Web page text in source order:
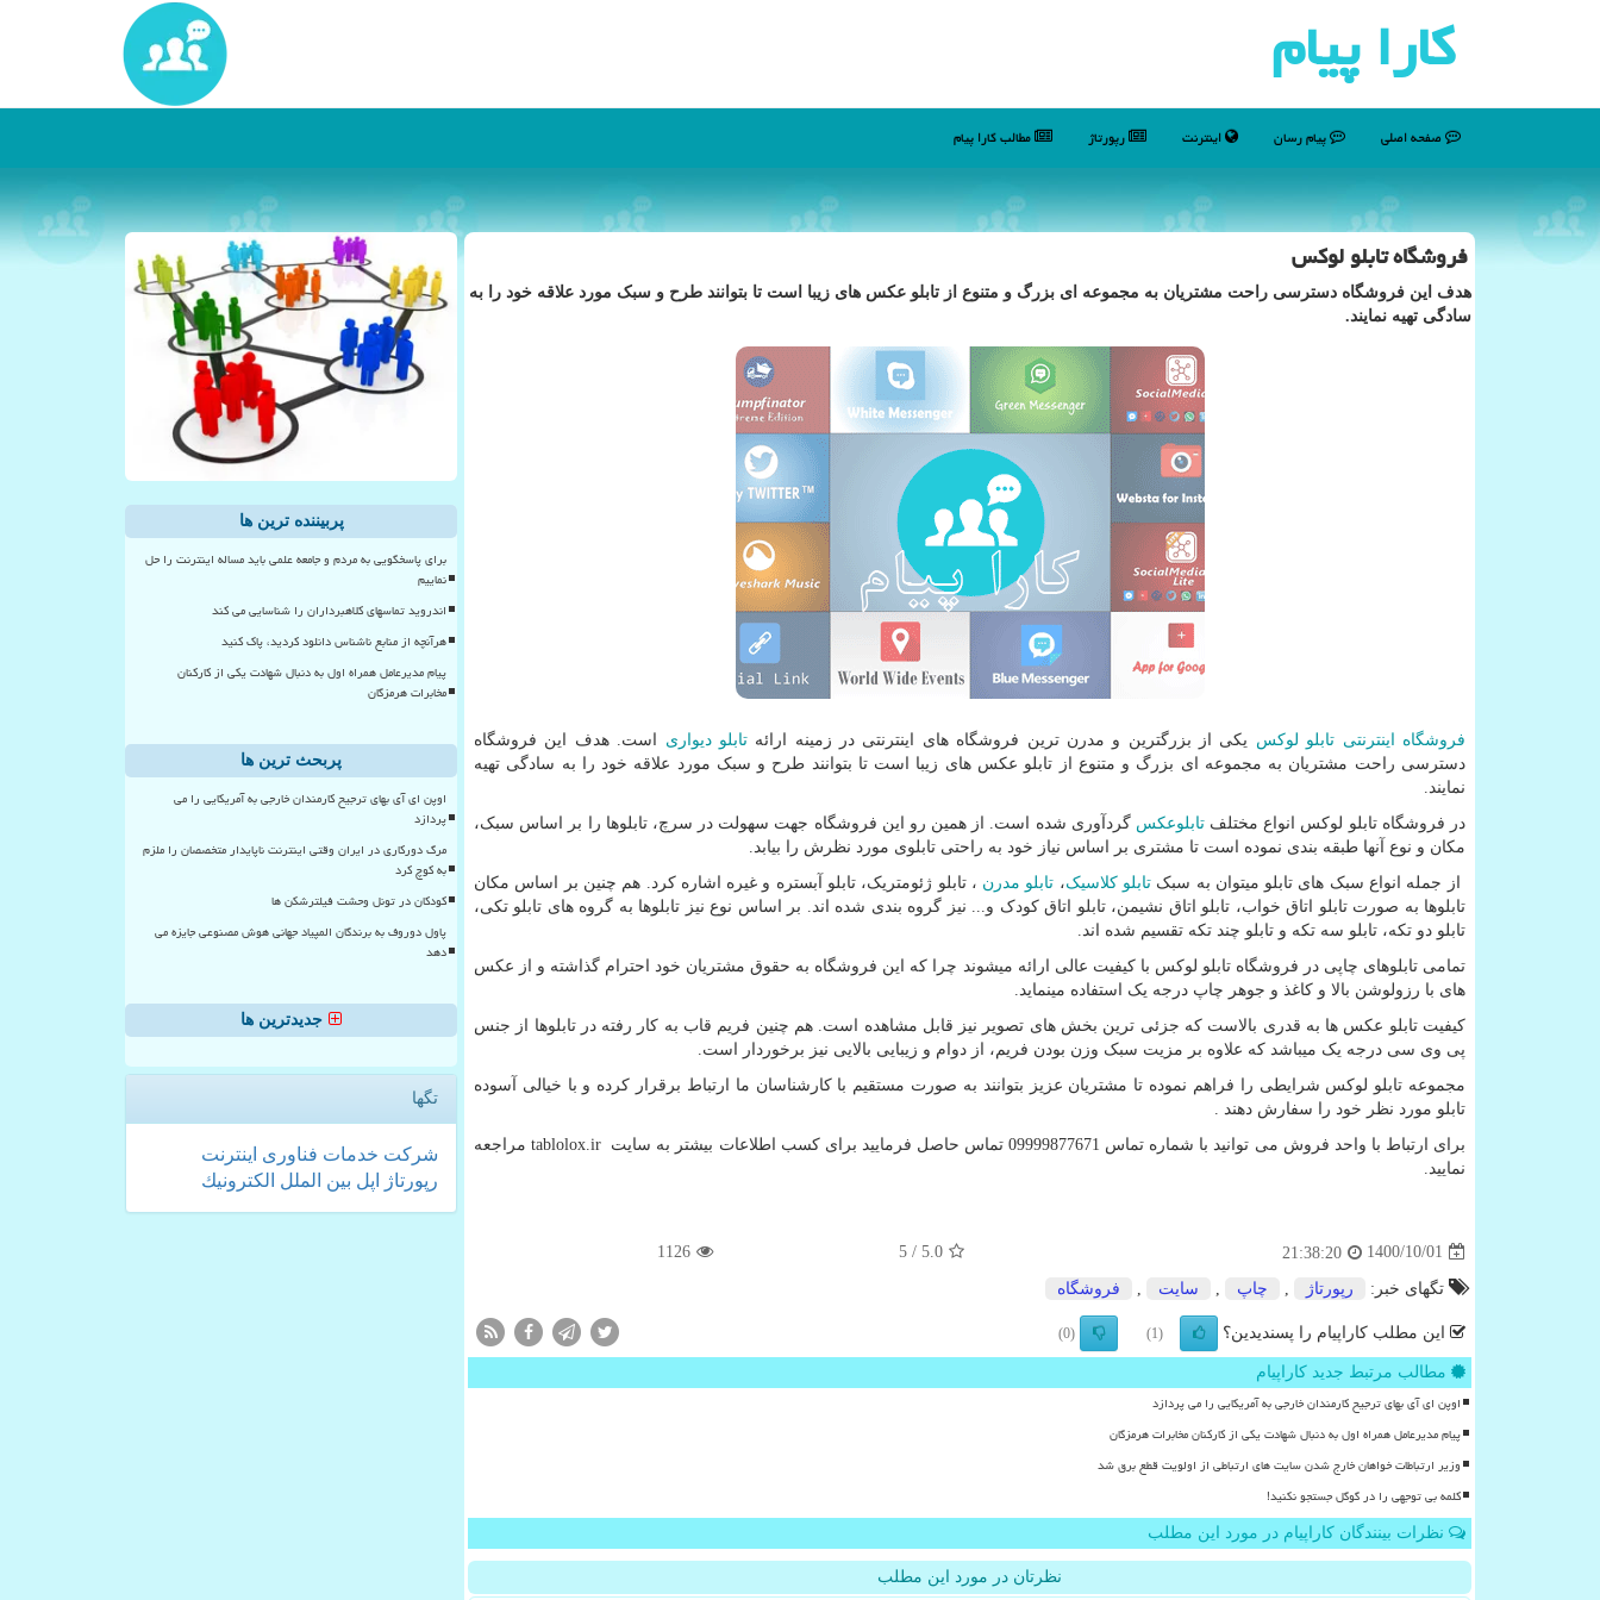
كارا پیام
صفحه اصلی پیام رسان اینترنت رپورتاژ مطالب كارا پیام
فروشگاه تابلو لوکس
هدف این فروشگاه دسترسی راحت مشتریان به مجموعه ای بزرگ و متنوع از تابلو عکس های زیبا است تا بتوانند طرح و سبک مورد علاقه خود را به
سادگی تهیه نمایند.
فروشگاه اینترنتی تابلو لوکس یکی از بزرگترین و مدرن ترین فروشگاه های اینترنتی در زمینه ارائهتابلو دیواری است. هدف این فروشگاه
دسترسی راحت مشتریان به مجموعه ای بزرگ و متنوع از تابلو عکس های زیبا است تا بتوانند طرح و سبک مورد علاقه خود را به سادگی تهیه
نمایند.
در فروشگاه تابلو لوکس انواع مختلفتابلوعکس گردآوری شده است. از همین رو این فروشگاه جهت سهولت در سرچ، تابلوها را بر اساس سبک،
مکان و نوع آنها طبقه بندی نموده است تا مشتری بر اساس نیاز خود به راحتی تابلوی مورد نظرش را بیابد.
از جمله انواع سبک های تابلو میتوان به سبکتابلو کلاسیک، تابلو مدرن ، تابلو ژئومتریک، تابلو آبستره و غیره اشاره کرد. هم چنین بر اساس مکان
تابلوها به صورت تابلو اتاق خواب، تابلو اتاق نشیمن، تابلو اتاق کودک و... نیز گروه بندی شده اند. بر اساس نوع نیز تابلوها به گروه های تابلو تکی،
تابلو دو تکه، تابلو سه تکه و تابلو چند تکه تقسیم شده اند.
تمامی تابلوهای چاپی در فروشگاه تابلو لوکس با کیفیت عالی ارائه میشوند چرا که این فروشگاه به حقوق مشتریان خود احترام گذاشته و از عکس
های با رزولوشن بالا و کاغذ و جوهر چاپ درجه یک استفاده مینماید.
کیفیت تابلو عکس ها به قدری بالاست که جزئی ترین بخش های تصویر نیز قابل مشاهده است. هم چنین فریم قاب به کار رفته در تابلوها از جنس
پی وی سی درجه یک میباشد که علاوه بر مزیت سبک وزن بودن فریم، از دوام و زیبایی بالایی نیز برخوردار است.
مجموعه تابلو لوکس شرایطی را فراهم نموده تا مشتریان عزیز بتوانند به صورت مستقیم با کارشناسان ما ارتباط برقرار کرده و با خیالی آسوده
تابلو مورد نظر خود را سفارش دهند .
برای ارتباط با واحد فروش می توانید با شماره تماس 09999877671 تماس حاصل فرمایید برای کسب اطلاعات بیشتر به سایت
tablolox.irمراجعه
نمایید.
1400/10/01
21:38:20
5.0
/ 5
1126
تگهای خبر: رپورتاژ چاپ سایت فروشگاه
این مطلب کاراپیام را پسندیدین؟ (1)
(0)
مطالب مرتبط جدید کاراپیام
اوپن ای آی بهای ترجیح کارمندان خارجی به آمریکایی را می پردازد
پیام مدیرعامل همراه اول به دنبال شهادت یکی از کارکنان مخابرات هرمزگان
وزیر ارتباطات خواهان خارج شدن سایت های ارتباطی از اولویت قطع برق شد
کلمه بی توجهی را در گوگل جستجو نکنید!
نظرات بینندگان کاراپیام در مورد این مطلب
نظرتان در مورد این مطلب
پربیننده ترین ها
برای پاسخگویی به مردم و جامعه علمی باید مساله اینترنت را حل
نماییم
اندروید تماسهای کلاهبرداران را شناسایی می کند
هرآنچه از منابع ناشناس دانلود کردید، پاک کنید
پیام مدیرعامل همراه اول به دنبال شهادت یکی از کارکنان
مخابرات هرمزگان
پربحث ترین ها
اوپن ای آی بهای ترجیح کارمندان خارجی به آمریکایی را می
پردازد
مرگ دورکاری در ایران وقتی اینترنت ناپایدار متخصصان را ملزم
به کوچ کرد
کودکان در تونل وحشت فیلترشکن ها
پاول دوروف به برندگان المپیاد جهانی هوش مصنوعی جایزه می
دهد
جدیدترین ها
تگها
شركت خدمات فناوری اینترنت
رپورتاژ
اپل بین الملل الكترونیك